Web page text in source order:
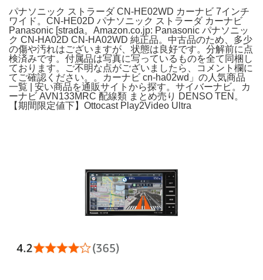
パナソニック ストラーダ CN-HE02WD カーナビ 7インチ
ワイド。CN-HE02D パナソニック ストラーダ カーナビ
Panasonic [strada。Amazon.co.jp: Panasonic パナソニッ
ク CN-HA02D CN-HA02WD 純正品。中古品のため、多少
の傷や汚れはございますが、状態は良好です。分解前に点
検済みです。付属品は写真に写っているものを全て同梱し
ております。ご不明な点がございましたら、コメント欄に
てご確認ください。。カーナビ cn-ha02wd」の人気商品
一覧 | 安い商品を通販サイトから探す。サイバーナビ。カ
ーナビ AVN133MRC 配線類 まとめ売り DENSO TEN。
【期間限定値下】Ottocast Play2Video Ultra